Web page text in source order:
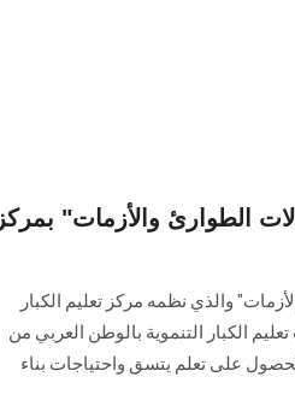
الطوارئ والأزمات" بمركز
والذي نظمه مركز تعليم الكبار
الكبار التنموية بالوطن العربي من
على تعلم يتسق واحتياجات بناء